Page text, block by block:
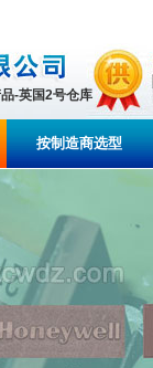
-英国2号仓库
按制造商选型